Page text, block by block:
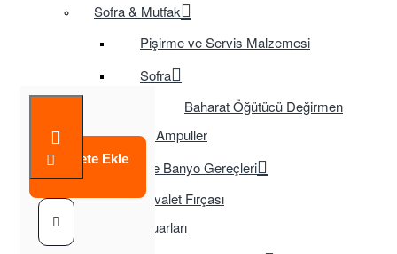
Sofra & Mutfak
Pişirme ve Servis Malzemesi
Sofra
Baharat Öğütücü Değirmen
Tasarruflu Ampuller
Temizlik ve Banyo Gereçleri
Tuvalet Fırçası
TV Aksesuarları
Sepete Ekle